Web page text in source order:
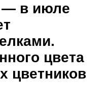
— в июле
цвета
цветников